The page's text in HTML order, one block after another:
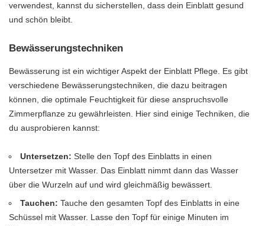
verwendest, kannst du sicherstellen, dass dein Einblatt gesund
und schön bleibt.
Bewässerungstechniken
Bewässerung ist ein wichtiger Aspekt der Einblatt Pflege. Es gibt
verschiedene Bewässerungstechniken, die dazu beitragen
können, die optimale Feuchtigkeit für diese anspruchsvolle
Zimmerpflanze zu gewährleisten. Hier sind einige Techniken, die
du ausprobieren kannst:
Untersetzen: Stelle den Topf des Einblatts in einen
Untersetzer mit Wasser. Das Einblatt nimmt dann das Wasser
über die Wurzeln auf und wird gleichmäßig bewässert.
Tauchen: Tauche den gesamten Topf des Einblatts in eine
Schüssel mit Wasser. Lasse den Topf für einige Minuten im